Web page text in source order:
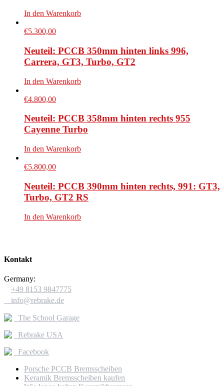
In den Warenkorb
€5.300,00
Neuteil: PCCB 350mm hinten links 996,
Carrera, GT3, Turbo, GT2
In den Warenkorb
€4.800,00
Neuteil: PCCB 358mm hinten rechts 955
Cayenne Turbo
In den Warenkorb
€5.800,00
Neuteil: PCCB 390mm hinten rechts, 991: GT3,
Turbo, GT2 RS
In den Warenkorb
Kontakt
Germany:
+49 8153 9847775
info@rebrake.de
The School Garage
Rebrake USA
Facebook
Porsche PCCB Bremsscheiben
Keramik Bremsscheiben kaufen